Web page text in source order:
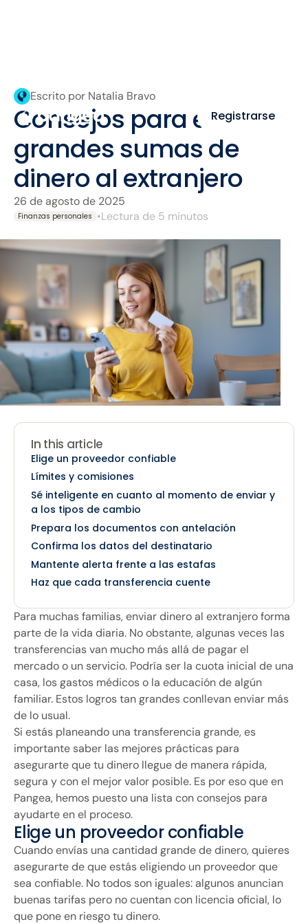
Registrarse
Escrito por Natalia Bravo
Consejos para enviar
grandes sumas de
dinero al extranjero
26 de agosto de 2025
Finanzas personales •Lectura de 5 minutos
In this article
Elige un proveedor confiable
Límites y comisiones
Sé inteligente en cuanto al momento de enviar y
a los tipos de cambio
Prepara los documentos con antelación
Confirma los datos del destinatario
Mantente alerta frente a las estafas
Haz que cada transferencia cuente
Para muchas familias, enviar dinero al extranjero forma
parte de la vida diaria. No obstante, algunas veces las
transferencias van mucho más allá de pagar el
mercado o un servicio. Podría ser la cuota inicial de una
casa, los gastos médicos o la educación de algún
familiar. Estos logros tan grandes conllevan enviar más
de lo usual.
Si estás planeando una transferencia grande, es
importante saber las mejores prácticas para
asegurarte que tu dinero llegue de manera rápida,
segura y con el mejor valor posible. Es por eso que en
Pangea, hemos puesto una lista con consejos para
ayudarte en el proceso.
Elige un proveedor confiable
Cuando envías una cantidad grande de dinero, quieres
asegurarte de que estás eligiendo un proveedor que
sea confiable. No todos son iguales: algunos anuncian
buenas tarifas pero no cuentan con licencia oficial, lo
que pone en riesgo tu dinero.